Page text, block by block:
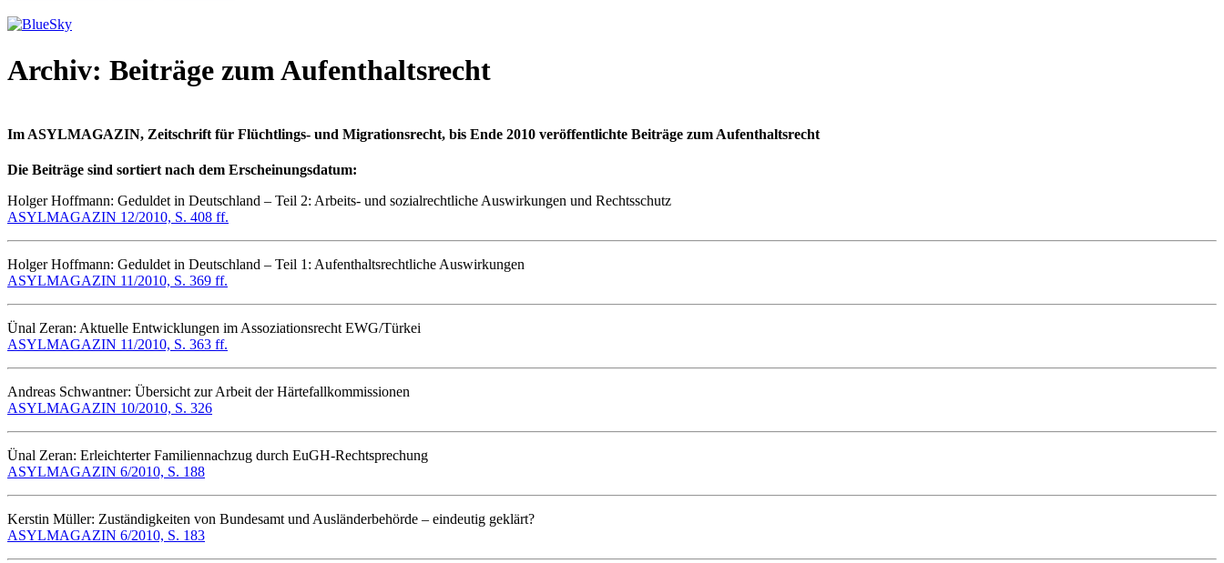
Archiv: Beiträge zum Aufenthaltsrecht
Im ASYLMAGAZIN, Zeitschrift für Flüchtlings- und Migrationsrecht, bis Ende 2010 veröffentlichte Beiträge zum Aufenthaltsrecht
Die Beiträge sind sortiert nach dem Erscheinungsdatum:
Holger Hoffmann: Geduldet in Deutschland – Teil 2: Arbeits- und sozialrechtliche Auswirkungen und Rechtsschutz
ASYLMAGAZIN 12/2010, S. 408 ff.
Holger Hoffmann: Geduldet in Deutschland – Teil 1: Aufenthaltsrechtliche Auswirkungen
ASYLMAGAZIN 11/2010, S. 369 ff.
Ünal Zeran: Aktuelle Entwicklungen im Assoziationsrecht EWG/Türkei
ASYLMAGAZIN 11/2010, S. 363 ff.
Andreas Schwantner: Übersicht zur Arbeit der Härtefallkommissionen
ASYLMAGAZIN 10/2010, S. 326
Ünal Zeran: Erleichterter Familiennachzug durch EuGH-Rechtsprechung
ASYLMAGAZIN 6/2010, S. 188
Kerstin Müller: Zuständigkeiten von Bundesamt und Ausländerbehörde – eindeutig geklärt?
ASYLMAGAZIN 6/2010, S. 183